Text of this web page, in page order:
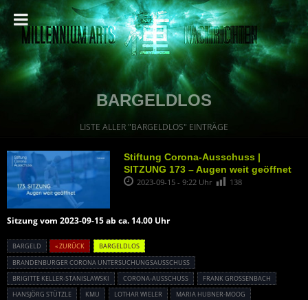
BARGELDLOS
LISTE ALLER "BARGELDLOS" EINTRÄGE
Stiftung Corona-Ausschuss |
SITZUNG 173 – Augen weit geöffnet
2023-09-15 - 9:22 Uhr 138
Sitzung vom 2023-09-15 ab ca. 14.00 Uhr
BARGELD « ZURÜCK
BARGELDLOS
BRANDENBURGER CORONA UNTERSUCHUNGSAUSSCHUSS
BRIGITTE KELLER-STANISLAWSKI
CORONA-AUSSCHUSS
FRANK GROSSENBACH
HANSJÖRG STÜTZLE
KMU LOTHAR WIELER
MARIA HUBNER-MOOG